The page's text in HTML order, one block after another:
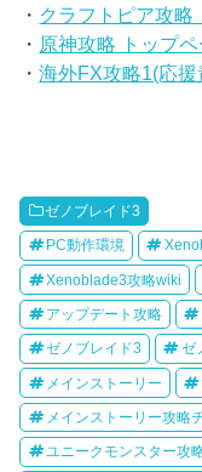
・ クラフトピア攻略
・ 原神攻略 トップ
・海外FX攻略1(応
ゼノブレイド3
PC動作環境
Xenoblade3攻略wiki
アップデート攻略
ゼノブレイド3 ゼ
メインストーリー
メインストーリー攻略
ユニークモンスター攻